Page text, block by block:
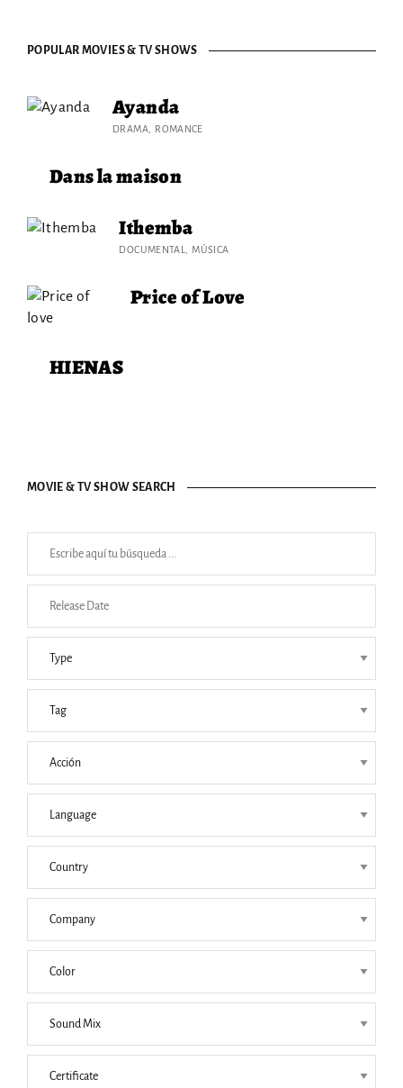
POPULAR MOVIES & TV SHOWS
Ayanda
DRAMA ROMANCE
Dans la maison
Ithemba
DOCUMENTAL MÚSICA
Price of Love
HIENAS
MOVIE & TV SHOW SEARCH